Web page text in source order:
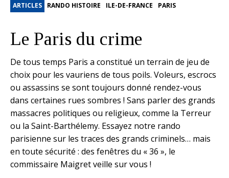
ARTICLES RANDO HISTOIRE ILE-DE-FRANCE PARIS
Le Paris du crime
De tous temps Paris a constitué un terrain de jeu de
choix pour les vauriens de tous poils. Voleurs, escrocs
ou assassins se sont toujours donné rendez-vous
dans certaines rues sombres ! Sans parler des grands
massacres politiques ou religieux, comme la Terreur
ou la Saint-Barthélemy. Essayez notre rando
parisienne sur les traces des grands criminels… mais
en toute sécurité : des fenêtres du « 36 », le
commissaire Maigret veille sur vous !